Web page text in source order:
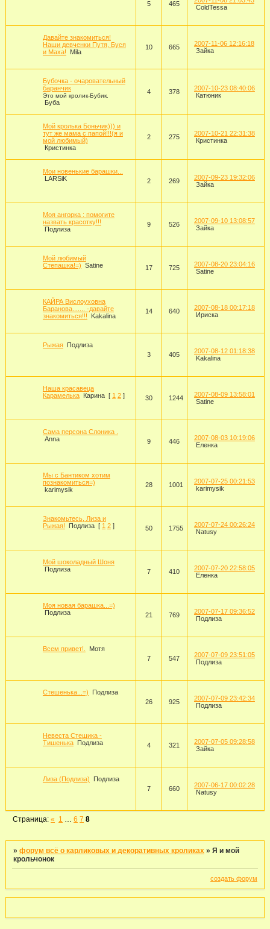
5
465
ColdTessa
Давайте знакомиться!
Наши девченки Путя, Буся
и Маха!
Mila
10 665
2007-11-06 12:16:18
Зайка
Бубочка - очаровательный
баранчик
Это мой кролик-Бубик.
Буба
4 378
2007-10-23 08:40:06
Катюник
Мой кролька Боньчик))) и
тут же мама с папой!!!(я и
мой любимый)
Кристинка
2 275
2007-10-21 22:31:38
Кристинка
Мои новенькие барашки...
LARSiK
2 269
2007-09-23 19:32:06
Зайка
Моя ангорка : помогите
назвать красотку!!!
Подлиза
9 526
2007-09-10 13:08:57
Зайка
Мой любимый
Степашка!=) Satine 17 725
2007-08-20 23:04:16
Satine
КАЙРА Вислоуховна
Баранова....... -давайте
знакомиться!!!
Kakalina
14 640
2007-08-18 00:17:18
Ириска
Рыжая Подлиза
3
405
2007-08-12 01:18:38
Kakalina
Наша красавеца
Карамелька Карина [ 1 2 ] 30 1244
2007-08-09 13:58:01
Satine
Сама персона Слоника .
Anna
9 446
2007-08-03 10:19:06
Еленка
Мы с Бантиком хотим
познакомиться=)
karimysik
28 1001
2007-07-25 00:21:53
karimysik
Знакомьтесь, Лиза и
Рыжая!
Подлиза [ 1 2 ] 50 1755
2007-07-24 00:26:24
Natusy
Мой шоколадный Шоня
Подлиза
7 410
2007-07-20 22:58:05
Еленка
Моя новая барашка...=)
Подлиза
21 769
2007-07-17 09:36:52
Подлиза
Всем привет!.
Мотя
7
547
2007-07-09 23:51:05
Подлиза
Стешенька...=)
Подлиза
26
925
2007-07-09 23:42:34
Подлиза
Невеста Стешика -
Тишенька Подлиза 4 321
2007-07-05 09:28:58
Зайка
Лиза (Подлиза)
Подлиза
7
660
2007-06-17 00:02:28
Natusy
Страница:« 1 6 7 8
»форум всё о карликовых и декоративных кроликах »Я и мой
крольчонок
создать форум